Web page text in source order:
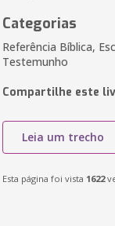
Categorias
Referência Bíblica,
Testemunho
Compartilhe este
Leia um trecho
Esta página foi vista 1622